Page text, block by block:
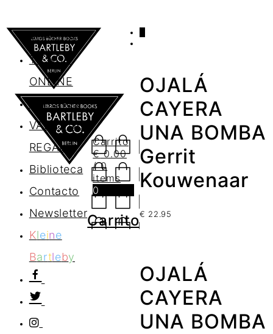
AGENDA
TIENDA
ONLINE
Nosotros
VALES DE
REGALO
Biblioteca
Contacto
Newsletter
Kleine
Bartleby
Carrito
€0.00
/ 0
items
0
Carrito
OJALÁ
CAYERA
UNA BOMBA
Gerrit
Kouwenaar
€ 22.95
OJALÁ
CAYERA
UNA BOMBA